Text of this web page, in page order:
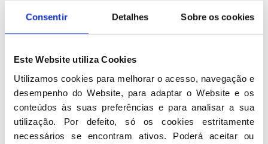
Consentir Detalhes Sobre os cookies
Este Website utiliza Cookies
Utilizamos cookies para melhorar o acesso, navegação e
desempenho do Website, para adaptar o Website e os
conteúdos às suas preferências e para analisar a sua
utilização. Por defeito, só os cookies estritamente
necessários se encontram ativos. Poderá aceitar ou
José Peixoto Lima - CELORICO DE
BASTO